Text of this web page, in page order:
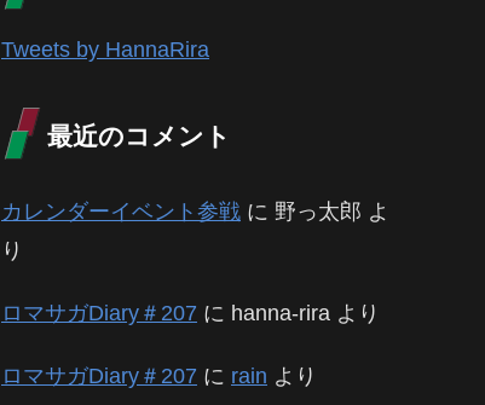
Tweets by HannaRira
最近のコメント
カレンダーイベント参戦 に 野っ太郎 よ
り
ロマサガDiary＃207 に hanna-rira より
ロマサガDiary＃207 に rain より